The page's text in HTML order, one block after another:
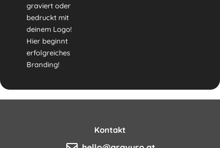
graviert oder
bedruckt mit
deinem Logo!
Hier beginnt
erfolgreiches
Branding!
Kontakt